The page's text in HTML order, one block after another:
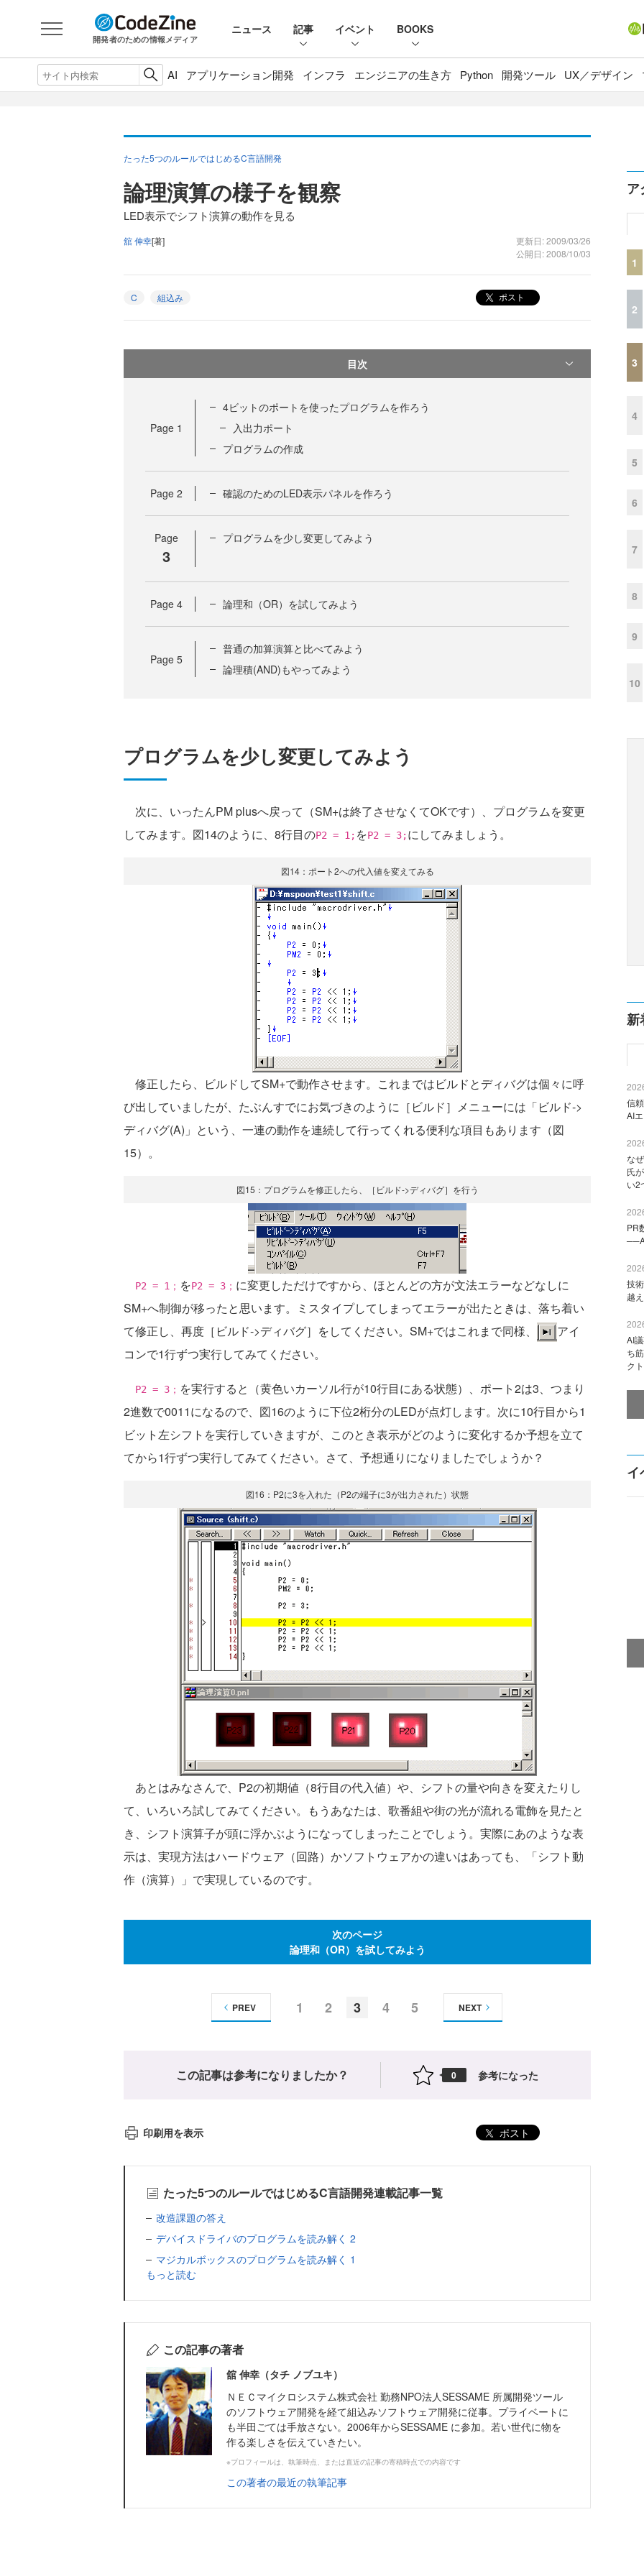
開発者のための情報メディア
ニュース 記事 イベント BOOKS
AI アプリケーション開発 インフラ エンジニアの生き方 Python 開発ツール UX／デザイン
たった5つのルールではじめるC言語開発
論理演算の様子を観察
LED表示でシフト演算の動作を見る
舘 伸幸[著]
更新日: 2009/03/26
公開日: 2008/10/03
C 組込み ポスト
目次
Page 1
4ビットのポートを使ったプログラムを作ろう
入出力ポート
プログラムの作成
Page 2 確認のためのLED表示パネルを作ろう
Page
3
プログラムを少し変更してみよう
Page 4 論理和（OR）を試してみよう
Page 5
普通の加算演算と比べてみよう
論理積(AND)もやってみよう
プログラムを少し変更してみよう
次に、いったんPM plusへ戻って（SM+は終了させなくてOKです）、プログラムを変更
してみます。図14のように、8行目のP2 = 1; をP2 = 3;にしてみましょう。
図14：ポート2への代入値を変えてみる
修正したら、ビルドしてSM+で動作させます。これまではビルドとディバグは個々に呼
び出していましたが、たぶんすでにお気づきのように［ビルド］メニューには「ビルド->
ディバグ(A)」という、一連の動作を連続して行ってくれる便利な項目もあります（図
15）。
図15：プログラムを修正したら、［ビルド->ディバグ］を行う
P2 = 1； をP2 = 3； に変更しただけですから、ほとんどの方が文法エラーなどなしに
SM+へ制御が移ったと思います。ミスタイプしてしまってエラーが出たときは、落ち着い
て修正し、再度［ビルド->ディバグ］をしてください。SM+ではこれまで同様、
アイ
コンで1行ずつ実行してみてください。
P2 = 3； を実行すると（黄色いカーソル行が10行目にある状態）、ポート2は3、つまり
2進数で0011になるので、図16のように下位2桁分のLEDが点灯します。次に10行目から1
ビット左シフトを実行していきますが、このとき表示がどのように変化するか予想を立て
てから1行ずつ実行してみてください。さて、予想通りになりましたでしょうか？
図16：P2に3を入れた（P2の端子に3が出力された）状態
あとはみなさんで、P2の初期値（8行目の代入値）や、シフトの量や向きを変えたりし
て、いろいろ試してみてください。もうあなたは、歌番組や街の光が流れる電飾を見たと
き、シフト演算子が頭に浮かぶようになってしまったことでしょう。実際にあのような表
示は、実現方法はハードウェア（回路）かソフトウェアかの違いはあっても、「シフト動
作（演算）」で実現しているのです。
次のページ
論理和（OR）を試してみよう
1 2 3 4 5
PREV NEXT
この記事は参考になりましたか？ 0 参考になった
印刷用を表示 ポスト
たった5つのルールではじめるC言語開発連載記事一覧
改造課題の答え
デバイスドライバのプログラムを読み解く 2
マジカルボックスのプログラムを読み解く 1
もっと読む
この記事の著者
舘 伸幸（タチ ノブユキ）
ＮＥＣマイクロシステム株式会社 勤務NPO法人SESSAME 所属開発ツール
のソフトウェア開発を経て組込みソフトウェア開発に従事。プライベートに
も半田ごては手放さない。2006年からSESSAME に参加。若い世代に物を
作る楽しさを伝えていきたい。
※プロフィールは、執筆時点、または直近の記事の寄稿時点での内容です
この著者の最近の執筆記事
ア
1
2
3
4
5
6
7
8
9
10
新
信
AI
な
氏
い2
PR
技
越
AI
ち
ク
イ